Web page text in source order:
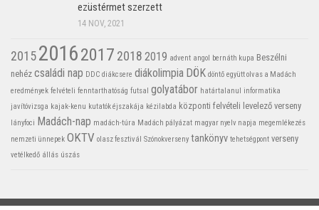
ezüstérmet szerzett
14 NOV, 2021
201520162017 2018 2019 advent angol bernáth kupa Beszélni
nehéz családi nap DDC diákcsere diákolimpia DÖK döntő együtt olvas a Madách
eredmények felvételi fenntarthatóság futsal golyatábor határtalanul
informatika
javítóvizsga kajak-kenu kutatók éjszakája kézilabda központi felvételi levelező verseny
lányfoci Madách-nap madách-túra Madách pályázat magyar nyelv napja megemlékezés
nemzeti ünnepek OKTV olasz fesztivál Szónokverseny tankönyv tehetségpont verseny
vetélkedő állás úszás